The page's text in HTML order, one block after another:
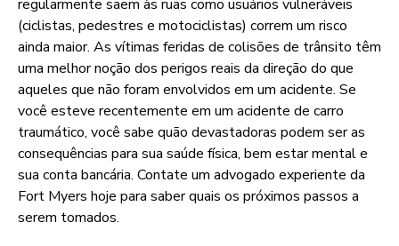
regularmente saem às ruas como usuários vulneráveis
(ciclistas, pedestres e motociclistas) correm um risco
ainda maior. As vítimas feridas de colisões de trânsito têm
uma melhor noção dos perigos reais da direção do que
aqueles que não foram envolvidos em um acidente. Se
você esteve recentemente em um acidente de carro
traumático, você sabe quão devastadoras podem ser as
consequências para sua saúde física, bem estar mental e
sua conta bancária. Contate um advogado experiente da
Fort Myers hoje para saber quais os próximos passos a
serem tomados.